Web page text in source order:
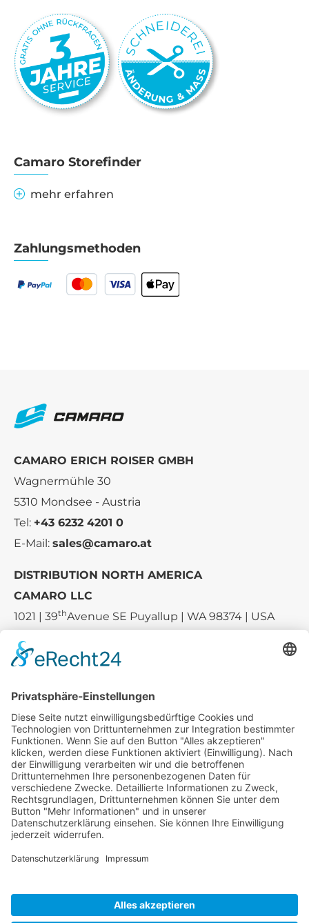
Camaro Storefinder
mehr erfahren
Zahlungsmethoden
CAMARO ERICH ROISER GMBH
Wagnermühle 30
5310 Mondsee - Austria
Tel: +43 6232 4201 0
E-Mail: sales@camaro.at
DISTRIBUTION NORTH AMERICA
CAMARO LLC
1021 | 39thAvenue SE Puyallup | WA 98374 | USA
Tel.:+1 253-867-57 35
Unternehmen
Service
Media
© 2026 - Camaro Erich Roiser GmbH
AGB Impressum